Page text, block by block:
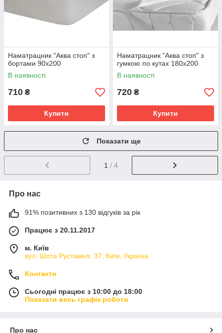
Наматрацник "Аква стоп" з
бортами 90х200
В наявності
710 ₴
Купити
Наматрацник "Аква стоп" з
гумкою по кутах 180х200
В наявності
720 ₴
Купити
Показати ще
1 / 4
Про нас
91% позитивних з 130 відгуків за рік
Працює з 20.11.2017
м. Київ
вул. Шота Руставелі, 37, Київ, Україна
Контакти
Сьогодні працює з 10:00 до 18:00
Показати весь графік роботи
Про нас